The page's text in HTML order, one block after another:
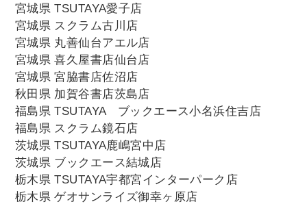
宮城県 TSUTAYA愛子店
宮城県 スクラム古川店
宮城県 丸善仙台アエル店
宮城県 喜久屋書店仙台店
宮城県 宮脇書店佐沼店
秋田県 加賀谷書店茨島店
福島県 TSUTAYA ブックエース小名浜住吉店
福島県 スクラム鏡石店
茨城県 TSUTAYA鹿嶋宮中店
茨城県 ブックエース結城店
栃木県 TSUTAYA宇都宮インターパーク店
栃木県 ゲオサンライズ御幸ヶ原店